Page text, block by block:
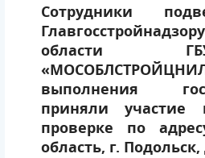
Сотрудники
области
выполнения
приняли участие
проверке по
область, г.